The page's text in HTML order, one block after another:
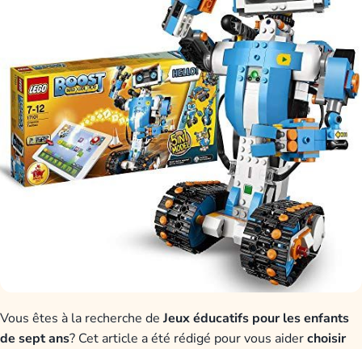
Vous êtes à la recherche de Jeux éducatifs pour les enfants
de sept ans? Cet article a été rédigé pour vous aiderchoisir